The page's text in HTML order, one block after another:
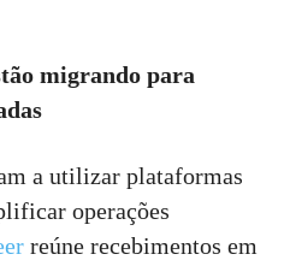
migrando para
a utilizar plataformas
operações
reúne recebimentos em